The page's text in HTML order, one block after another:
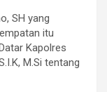
SH yang
itu
Kapolres
M.Si tentang